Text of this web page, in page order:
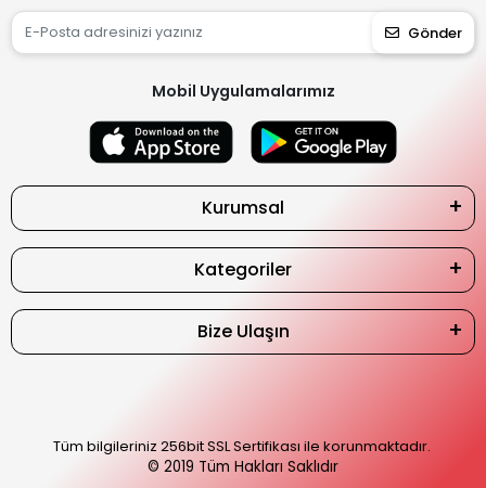
Gönder
Mobil Uygulamalarımız
Kurumsal
Kategoriler
Bize Ulaşın
Tüm bilgileriniz 256bit SSL Sertifikası ile korunmaktadır.
© 2019 Tüm Hakları Saklıdır